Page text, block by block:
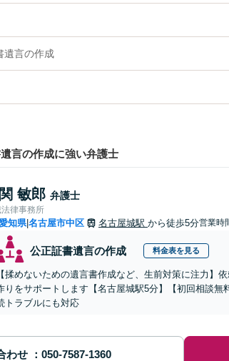
遺言の作成
言の作成に強い弁護士
敏郎 弁護士
律事務所
知県|名古屋市中区 名古屋城駅 から徒歩5分営業時
公正証書遺言の作成 料金表を見る
【揉めないための遺言書作成など、生前対策に注力】
りをサポートします【名古屋城駅5分】【初回相談
トラブルにも対応
わせ